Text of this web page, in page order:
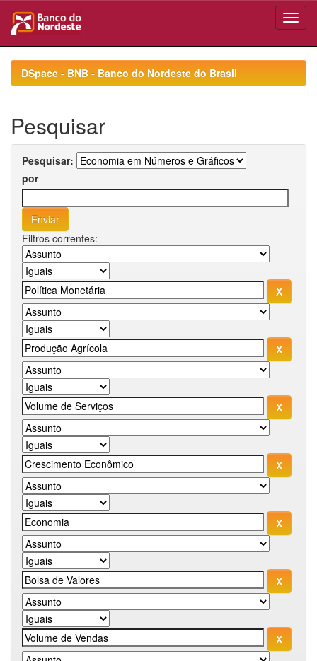
navigationDSpace - BNB - Banco do Nordeste do Brasil
Pesquisar
Pesquisar:
por
Filtros correntes: